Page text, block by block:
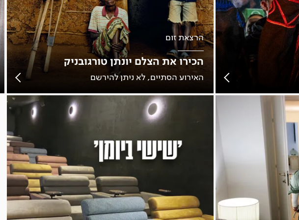
הרצאת זום
הכירו את הצלם יונתן טורגובניק
האירוע הסתיים, לא ניתן להירשם